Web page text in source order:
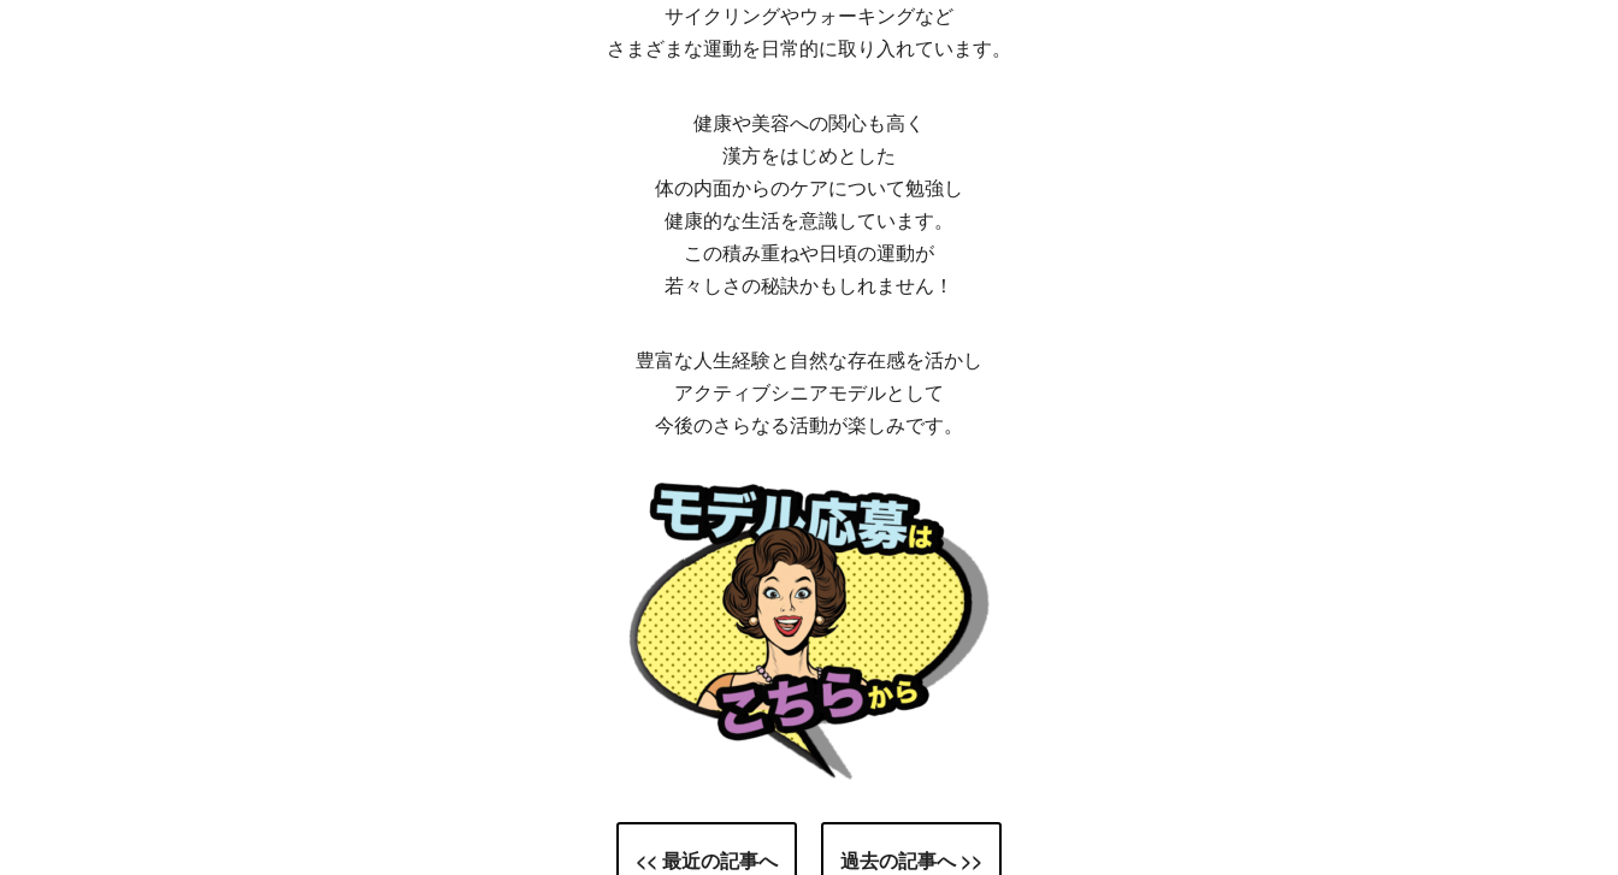
サイクリングやウォーキングなど
さまざまな運動を日常的に取り入れています。
健康や美容への関心も高く
漢方をはじめとした
体の内面からのケアについて勉強し
健康的な生活を意識しています。
この積み重ねや日頃の運動が
若々しさの秘訣かもしれません！
豊富な人生経験と自然な存在感を活かし
アクティブシニアモデルとして
今後のさらなる活動が楽しみです。
<< 最近の記事へ 過去の記事へ >>